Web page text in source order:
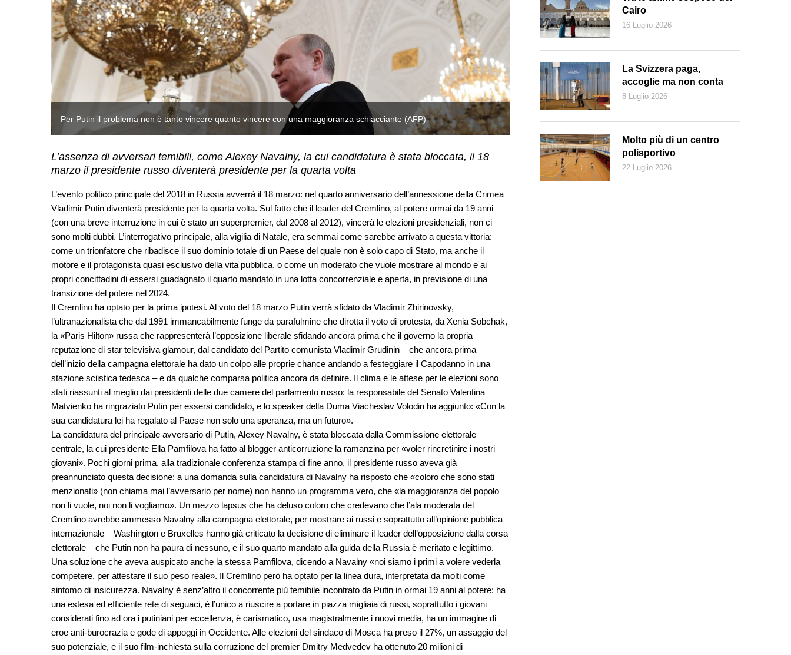
Per Putin il problema non è tanto vincere quanto vincere con una maggioranza schiacciante (AFP) Per Putin il problema non è tanto vincere quanto vincere con una
L’assenza di avversari temibili, come Alexey Navalny, la cui candidatura è stata bloccata, il 18
marzo il presidente russo diventerà presidente per la quarta volta
L’evento politico principale del 2018 in Russia avverrà il 18 marzo: nel quarto anniversario dell’annessione della Crimea
Vladimir Putin diventerà presidente per la quarta volta. Sul fatto che il leader del Cremlino, al potere ormai da 19 anni
(con una breve interruzione in cui è stato un superpremier, dal 2008 al 2012), vincerà le elezioni presidenziali, non ci
sono molti dubbi. L’interrogativo principale, alla vigilia di Natale, era semmai come sarebbe arrivato a questa vittoria:
come un trionfatore che ribadisce il suo dominio totale di un Paese del quale non è solo capo di Stato, ma anche il
motore e il protagonista quasi esclusivo della vita pubblica, o come un moderato che vuole mostrare al mondo e ai
propri concittadini di essersi guadagnato il quarto mandato in una lotta concorrenziale e aperta, in previsione di una
transizione del potere nel 2024.
Il Cremlino ha optato per la prima ipotesi. Al voto del 18 marzo Putin verrà sfidato da Vladimir Zhirinovsky,
l’ultranazionalista che dal 1991 immancabilmente funge da parafulmine che dirotta il voto di protesta, da Xenia Sobchak,
la «Paris Hilton» russa che rappresenterà l’opposizione liberale sfidando ancora prima che il governo la propria
reputazione di star televisiva glamour, dal candidato del Partito comunista Vladimir Grudinin – che ancora prima
dell’inizio della campagna elettorale ha dato un colpo alle proprie chance andando a festeggiare il Capodanno in una
stazione sciistica tedesca – e da qualche comparsa politica ancora da definire. Il clima e le attese per le elezioni sono
stati riassunti al meglio dai presidenti delle due camere del parlamento russo: la responsabile del Senato Valentina
Matvienko ha ringraziato Putin per essersi candidato, e lo speaker della Duma Viacheslav Volodin ha aggiunto: «Con la
sua candidatura lei ha regalato al Paese non solo una speranza, ma un futuro».
La candidatura del principale avversario di Putin, Alexey Navalny, è stata bloccata dalla Commissione elettorale
centrale, la cui presidente Ella Pamfilova ha fatto al blogger anticorruzione la ramanzina per «voler rincretinire i nostri
giovani». Pochi giorni prima, alla tradizionale conferenza stampa di fine anno, il presidente russo aveva già
preannunciato questa decisione: a una domanda sulla candidatura di Navalny ha risposto che «coloro che sono stati
menzionati» (non chiama mai l’avversario per nome) non hanno un programma vero, che «la maggioranza del popolo
non li vuole, noi non li vogliamo». Un mezzo lapsus che ha deluso coloro che credevano che l’ala moderata del
Cremlino avrebbe ammesso Navalny alla campagna elettorale, per mostrare ai russi e soprattutto all’opinione pubblica
internazionale – Washington e Bruxelles hanno già criticato la decisione di eliminare il leader dell’opposizione dalla corsa
elettorale – che Putin non ha paura di nessuno, e il suo quarto mandato alla guida della Russia è meritato e legittimo.
Una soluzione che aveva auspicato anche la stessa Pamfilova, dicendo a Navalny «noi siamo i primi a volere vederla
competere, per attestare il suo peso reale». Il Cremlino però ha optato per la linea dura, interpretata da molti come
sintomo di insicurezza. Navalny è senz’altro il concorrente più temibile incontrato da Putin in ormai 19 anni al potere: ha
una estesa ed efficiente rete di seguaci, è l’unico a riuscire a portare in piazza migliaia di russi, soprattutto i giovani
considerati fino ad ora i putiniani per eccellenza, è carismatico, usa magistralmente i nuovi media, ha un immagine di
eroe anti-burocrazia e gode di appoggi in Occidente. Alle elezioni del sindaco di Mosca ha preso il 27%, un assaggio del
suo potenziale, e il suo film-inchiesta sulla corruzione del premier Dmitry Medvedev ha ottenuto 20 milioni di
Cairo
16 Luglio 2026
La Svizzera paga,
accoglie ma non conta
8 Luglio 2026
Molto più di un centro
polisportivo
22 Luglio 2026